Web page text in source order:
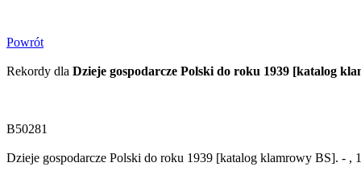
Powrót
Rekordy dla Dzieje gospodarcze Polski do roku 1939 [katalog
B50281
Dzieje gospodarcze Polski do roku 1939 [katalog klamrowy BS]. - ,